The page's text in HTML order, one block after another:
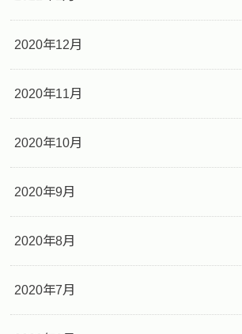
2020年12月
2020年11月
2020年10月
2020年9月
2020年8月
2020年7月